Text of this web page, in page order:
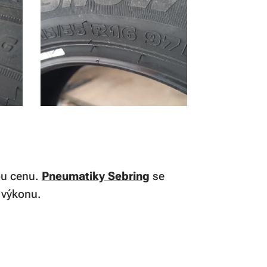
cenu. Pneumatiky Sebring se